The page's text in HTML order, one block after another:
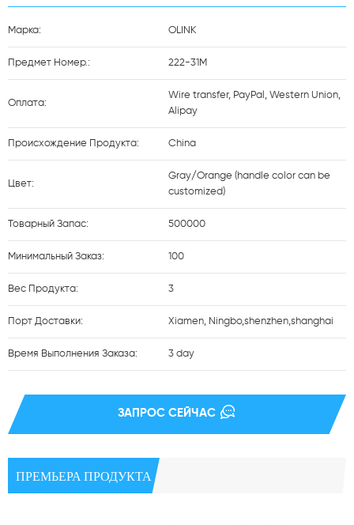
Марка: OLINK
Предмет Номер.: 222-31M
Оплата:
Wire transfer, PayPal, Western Union,
Alipay
Происхождение Продукта: China
Цвет:
Gray/Orange (handle color can be
customized)
Товарный Запас: 500000
Минимальный Заказ: 100
Вес Продукта: 3
Порт Доставки: Xiamen, Ningbo,shenzhen,shanghai
Время Выполнения Заказа: 3 day
ЗАПРОС СЕЙЧАС
ПРЕМЬЕРА ПРОДУКТА